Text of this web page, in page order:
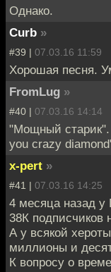
Однако.
Curb »
#39 | 07.03.16 11:59
Хорошая песня.
FromLug »
#40 | 07.03.16 14:14
"Мощный старик".
you crazy
x-pert »
#41 | 07.03.16 14:25
4 месяца назад
38К подписчиков
А у всякой
миллионы и
К вопросу о